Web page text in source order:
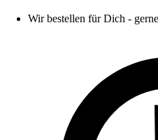
Wir bestellen für Dich -